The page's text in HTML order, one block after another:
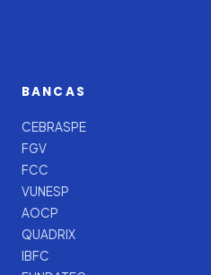
BANCAS
CEBRASPE
FGV
FCC
VUNESP
AOCP
QUADRIX
IBFC